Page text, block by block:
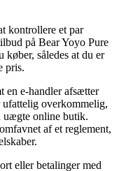
kontrollere et par
på Bear Yoyo Pure
således at du er
pris.
en e-handler afsætter
ufattelig overkommelig,
uægte online butik.
af et reglement,
eller betalinger med